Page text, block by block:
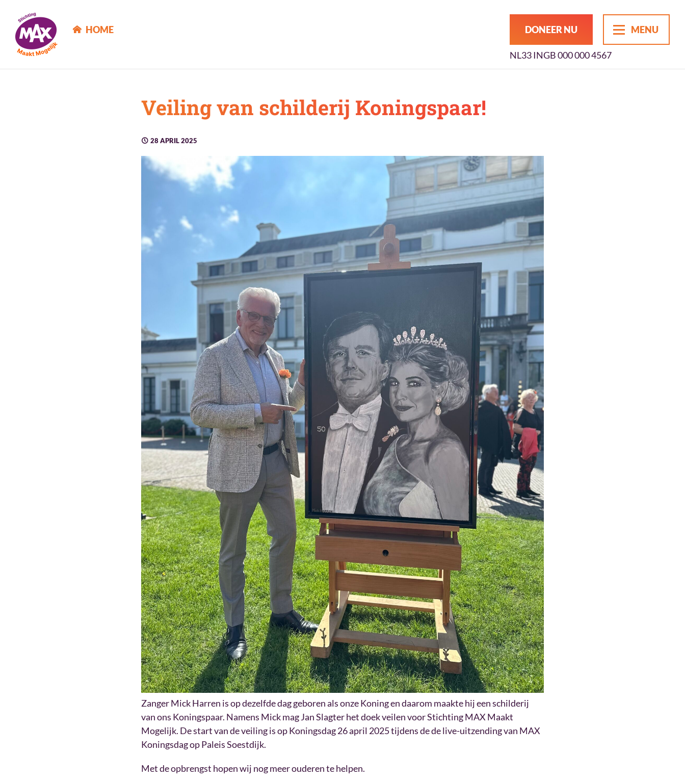
HOME
MENU
DONEER NU
NL33 INGB 000 000 4567
Veiling van schilderij Koningspaar!
28 APRIL 2025
Zanger Mick Harren is op dezelfde dag geboren als onze Koning en daarom maakte hij een schilderij
van ons Koningspaar. Namens Mick mag Jan Slagter het doek veilen voor Stichting MAX Maakt
Mogelijk. De start van de veiling is op Koningsdag 26 april 2025 tijdens de de live-uitzending van MAX
Koningsdag op Paleis Soestdijk.
Met de opbrengst hopen wij nog meer ouderen te helpen.